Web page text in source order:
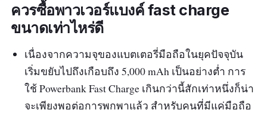
ควรซื้อพาวเวอร์แบงค์ fast charge
ขนาดเท่าไหร่ดี
เนื่องจากความจุของแบตเตอรี่มือถือในยุคปัจจุบัน
เริ่มขยับไปถึงเกือบถึง 5,000 mAh เป็นอย่างต่ำ การ
ใช้ Powerbank Fast Charge เกินกว่านี้สักเท่าหนึ่งก็น่า
จะเพียงพอต่อการพกพาแล้ว สำหรับคนที่มีแค่มือถือ